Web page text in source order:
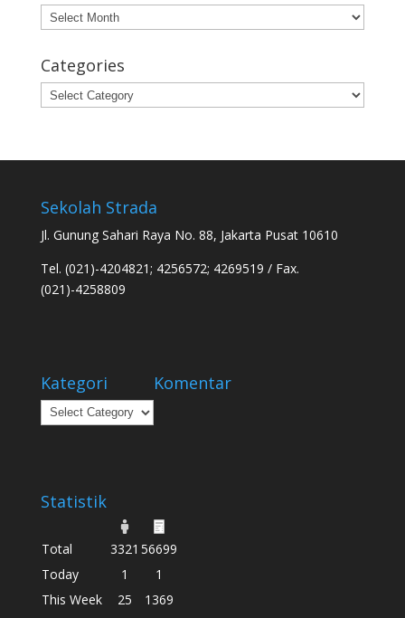
Archives
Categories
Categories
Sekolah Strada
Jl. Gunung Sahari Raya No. 88, Jakarta Pusat 10610
Tel. (021)-4204821; 4256572; 4269519 / Fax.
(021)-4258809
Kategori
Kategori
Komentar
Statistik
Total 3321 56699
Today
1
1
This Week
25
1369